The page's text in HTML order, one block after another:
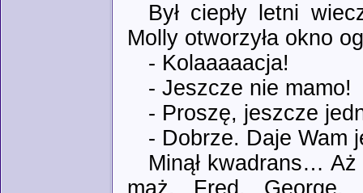
Był ciepły letni
Molly otworzyła okno
- Kolaaaaacja!
- Jeszcze nie mamo!
- Proszę, jeszcze
- Dobrze. Daje Wam
Minął kwadrans…